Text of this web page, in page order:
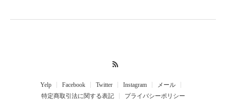
Yelp Facebook Twitter Instagram
メール
特定商取引法に関する表記
プライバシーポリシー